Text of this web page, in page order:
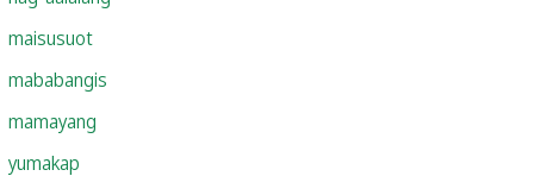
maisusuot
mababangis
mamayang
yumakap